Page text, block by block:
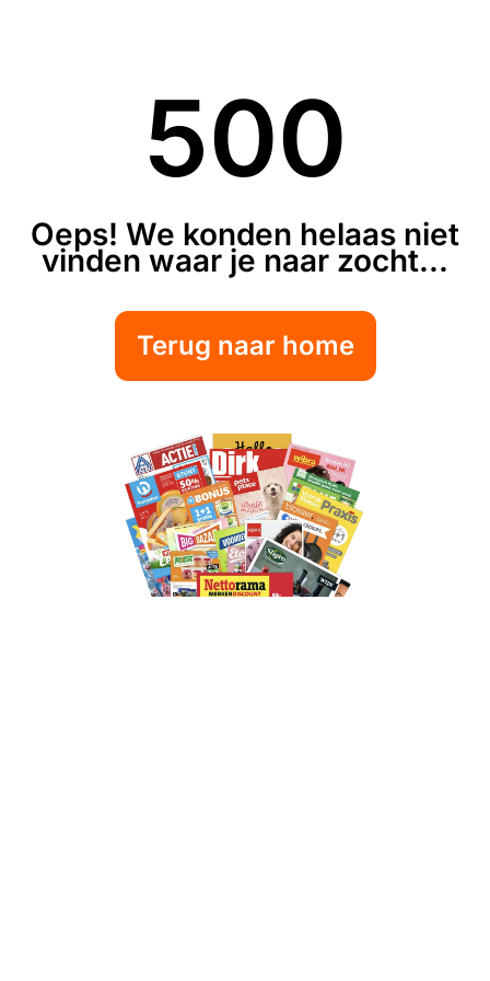
500
Oeps! We konden helaas niet
vinden waar je naar zocht...
Terug naar home